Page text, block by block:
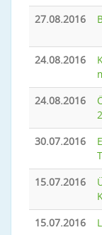
27.08.2016
24.08.2016
24.08.2016
30.07.2016
15.07.2016
15.07.2016